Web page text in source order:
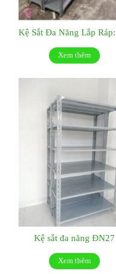
Xem thêm
Kệ sắt đa năng ĐN27
Xem thêm